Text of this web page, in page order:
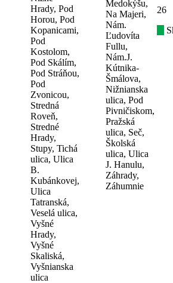
Hrady, Pod
Horou, Pod
Kopanicami,
Pod
Kostolom,
Pod Skálím,
Pod Stráňou,
Pod
Zvonicou,
Stredná
Roveň,
Stredné
Hrady,
Stupy, Tichá
ulica, Ulica
B.
Kubánkovej,
Ulica
Tatranská,
Veselá ulica,
Vyšné
Hrady,
Vyšné
Skaliská,
Vyšnianska
ulica
Medokýšu,
Na Majeri,
Nám.
Ľudovíta
Fullu,
Nám.J.
Kútnika-
Šmálova,
Nižnianska
ulica, Pod
Pivničiskom,
Pražská
ulica, Seč,
Školská
ulica, Ulica
J. Hanulu,
Záhrady,
Záhumnie
26